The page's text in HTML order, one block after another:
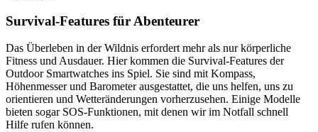
Survival-Features für Abenteurer
Das Überleben in der Wildnis erfordert mehr als nur körperliche
Fitness und Ausdauer. Hier kommen die Survival-Features der
Outdoor Smartwatches ins Spiel. Sie sind mit Kompass,
Höhenmesser und Barometer ausgestattet, die uns helfen, uns zu
orientieren und Wetteränderungen vorherzusehen. Einige Modelle
bieten sogar SOS-Funktionen, mit denen wir im Notfall schnell
Hilfe rufen können.